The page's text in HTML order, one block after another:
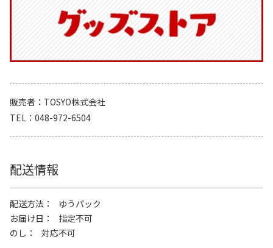
販売者
TOSYO株式会社
TEL
048-972-6504
配送情報
配送方法
ゆうパック
お届け日
指定不可
のし
対応不可